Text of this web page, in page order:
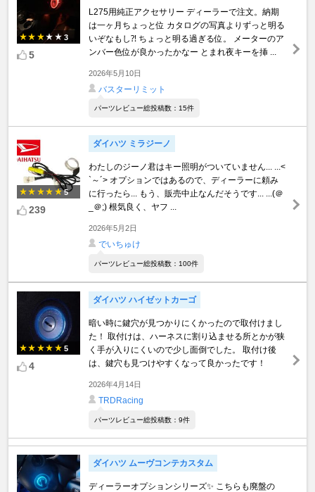
3
5
L275用純正アクセサリー ディーラーで注文。納期
は一ヶ月ちょっと位 カタログの写真よりずっと明る
いぞなもし⁈ ちょっと明る過ぎる位。 メーターのア
ンバー色位が良かったかなー とまれ夜キーを挿 ...
2026年5月10日
バスターリミット
パーツレビュー総投稿数：15件
5
239
ダイハツ ミラジーノ
わたしのジーノ君はキー照明がついていません... ...<
`～´> オプションではあるので、ディーラーに頼み
に行ったら... もう、販売中止なんだそうです... ...(＠
_＠;) 根気良く、ヤフ ...
2026年5月2日
でいちゅけ
パーツレビュー総投稿数：100件
5
4
ダイハツ ハイゼットカーゴ
暗い時に鍵穴が見つかりにくかったので取付けまし
た！ 取付けは、ハーネスに割り込ませる所とかが狭
く手が入りにくいので少し面倒でした。 取付け後
は、鍵穴も見つけやすくなって良かったです！
2026年4月14日
TRDRacing
パーツレビュー総投稿数：9件
ダイハツ ムーヴコンテカスタム
ディーラーオプションシリーズ✨ こちらも廃盤の